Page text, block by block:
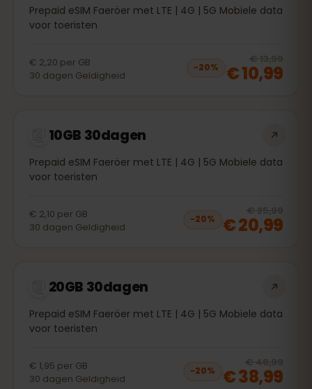
Prepaid eSIM Faeröer met LTE | 4G | 5G Mobiele data
voor toeristen
€ 2,20 per GB
30 dagen Geldigheid
−20%
€ 13,99
€ 10,99
10GB 30dagen
Prepaid eSIM Faeröer met LTE | 4G | 5G Mobiele data
voor toeristen
€ 2,10 per GB
30 dagen Geldigheid
−20%
€ 25,99
€ 20,99
20GB 30dagen
Prepaid eSIM Faeröer met LTE | 4G | 5G Mobiele data
voor toeristen
€ 1,95 per GB
30 dagen Geldigheid
−20%
€ 48,99
€ 38,99